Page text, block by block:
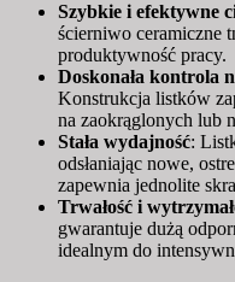
Szybkie i efektywne
ścierniwo ceramiczne
produktywność pracy.
Doskonała kontrola
Konstrukcja listków
na zaokrąglonych lub
Stała wydajność:
odsłaniając nowe,
zapewnia jednolite
Trwałość i
gwarantuje dużą
idealnym do